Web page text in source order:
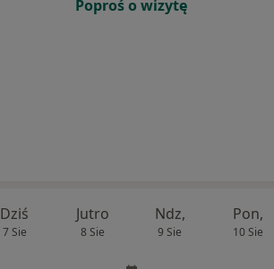
Poproś o wizytę
Dziś
7 Sie
Jutro
8 Sie
Ndz,
9 Sie
Pon,
10 Sie